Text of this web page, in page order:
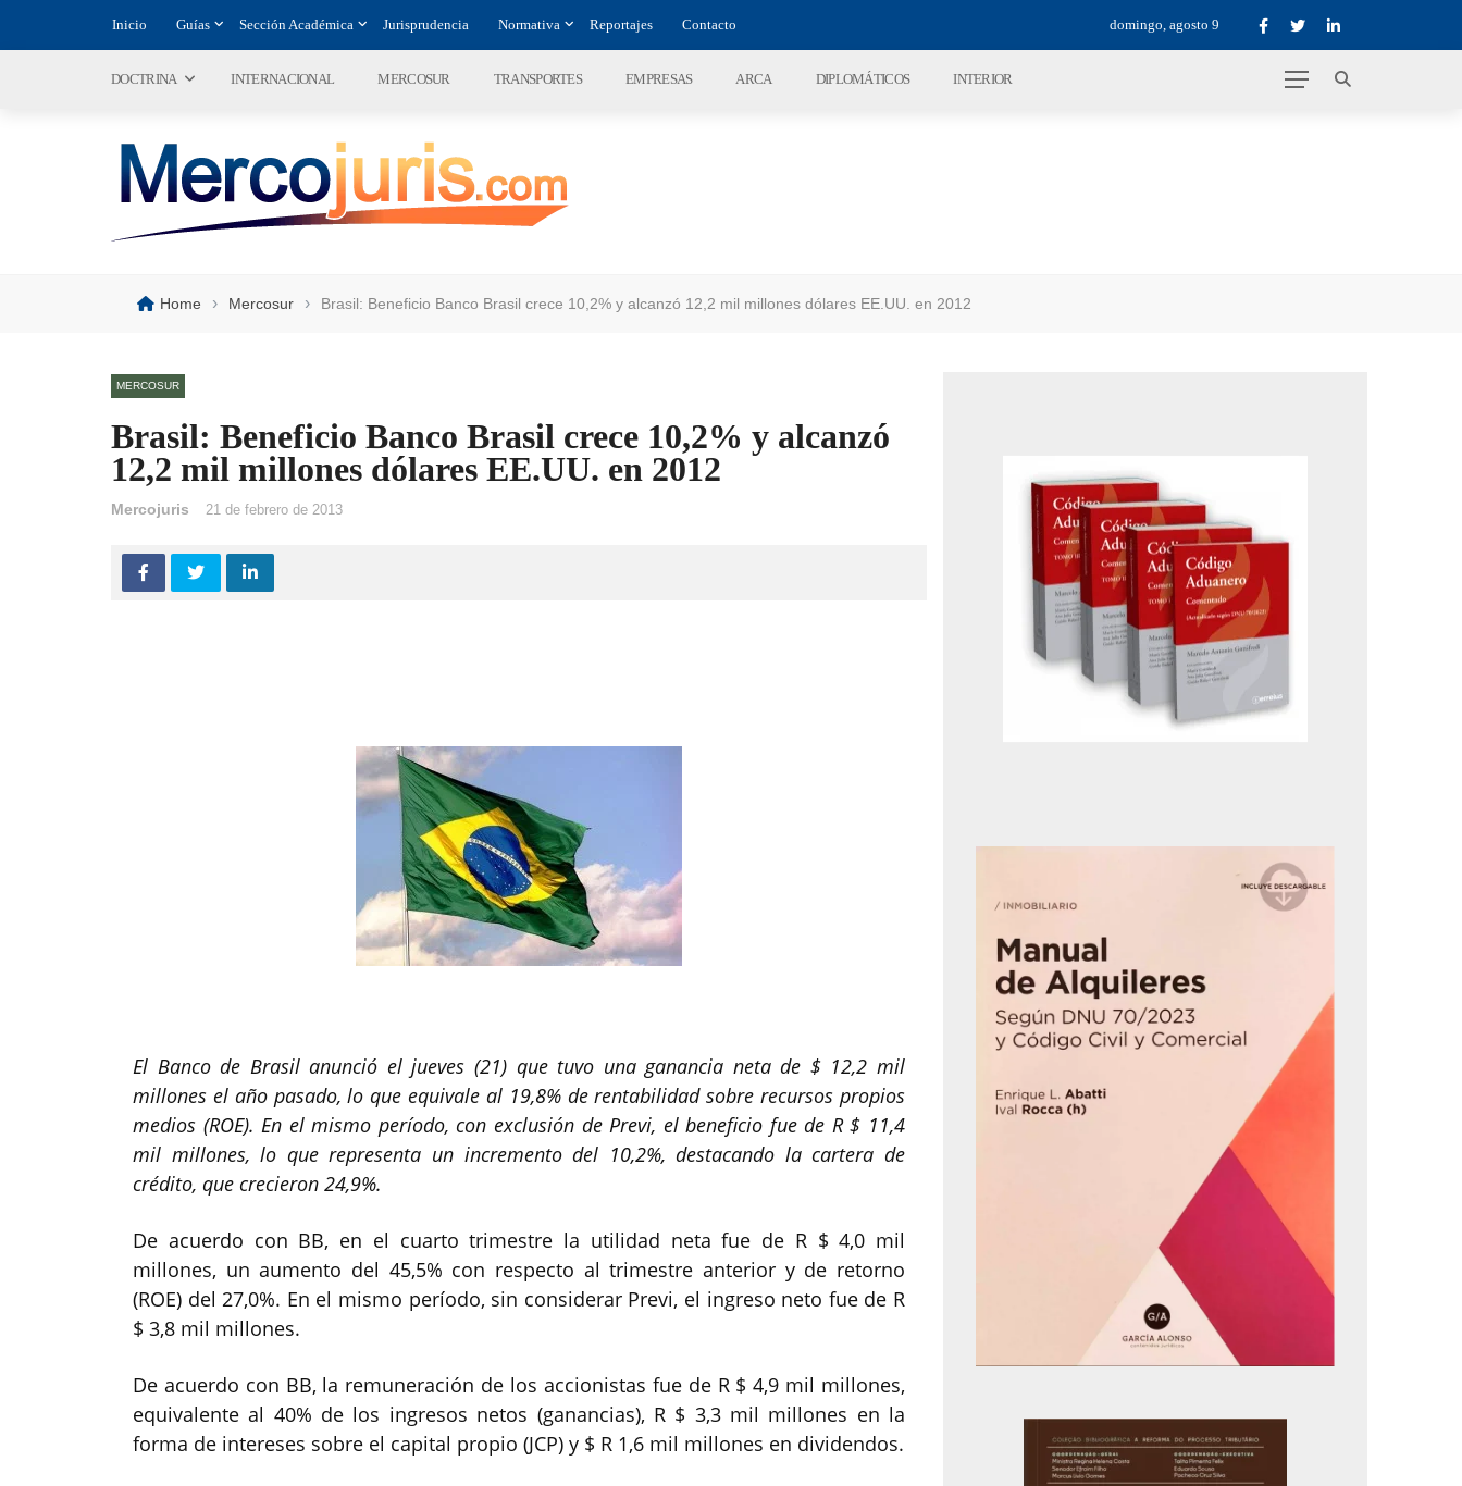
Inicio Guías Sección Académica Jurisprudencia Normativa Reportajes Contacto domingo, agosto 9
DOCTRINA INTERNACIONAL MERCOSUR TRANSPORTES EMPRESAS ARCA DIPLOMÁTICOS INTERIOR
Home › Mercosur › Brasil: Beneficio Banco Brasil crece 10,2% y alcanzó 12,2 mil millones dólares EE.UU. en 2012
MERCOSUR
Brasil: Beneficio Banco Brasil crece 10,2% y alcanzó
12,2 mil millones dólares EE.UU. en 2012
Mercojuris 21 de febrero de 2013
El Banco de Brasil anunció el jueves (21) que tuvo una ganancia neta de $ 12,2 mil
millones el año pasado, lo que equivale al 19,8% de rentabilidad sobre recursos propios
medios (ROE). En el mismo período, con exclusión de Previ, el beneficio fue de R $ 11,4
mil millones, lo que representa un incremento del 10,2%, destacando la cartera de
crédito, que crecieron 24,9%.
De acuerdo con BB, en el cuarto trimestre la utilidad neta fue de R $ 4,0 mil
millones, un aumento del 45,5% con respecto al trimestre anterior y de retorno
(ROE) del 27,0%. En el mismo período, sin considerar Previ, el ingreso neto fue de R
$ 3,8 mil millones.
De acuerdo con BB, la remuneración de los accionistas fue de R $ 4,9 mil millones,
equivalente al 40% de los ingresos netos (ganancias), R $ 3,3 mil millones en la
forma de intereses sobre el capital propio (JCP) y $ R 1,6 mil millones en dividendos.